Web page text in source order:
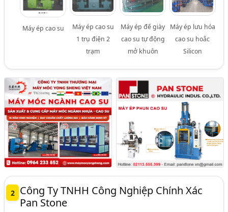
Máy ép cao su
Máy ép cao su
1 trụ điện 2
trạm
Máy ép đế giày
cao su tự động
mở khuôn
Máy ép lưu hóa
cao su hoắc
Silicon
2
Công Ty TNHH Công Nghiệp Chính Xác
Pan Stone